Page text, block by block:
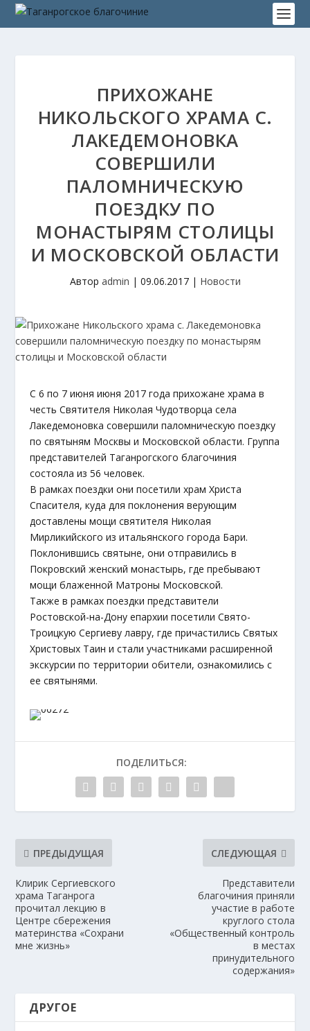
ПРИХОЖАНЕ
НИКОЛЬСКОГО ХРАМА С.
ЛАКЕДЕМОНОВКА
СОВЕРШИЛИ
ПАЛОМНИЧЕСКУЮ
ПОЕЗДКУ ПО
МОНАСТЫРЯМ СТОЛИЦЫ
И МОСКОВСКОЙ ОБЛАСТИ
Автор admin | 09.06.2017| Новости
С 6 по 7 июня июня 2017 года прихожане храма в
честь Святителя Николая Чудотворца села
Лакедемоновка совершили паломническую поездку
по святыням Москвы и Московской области. Группа
представителей Таганрогского благочиния
состояла из 56 человек.
В рамках поездки они посетили храм Христа
Спасителя, куда для поклонения верующим
доставлены мощи святителя Николая
Мирликийского из итальянского города Бари.
Поклонившись святыне, они отправились в
Покровский женский монастырь, где пребывают
мощи блаженной Матроны Московской.
Также в рамках поездки представители
Ростовской-на-Дону епархии посетили Свято-
Троицкую Сергиеву лавру, где причастились Святых
Христовых Таин и стали участниками расширенной
экскурсии по территории обители, ознакомились с
ее святынями.
ПОДЕЛИТЬСЯ:
ПРЕДЫДУЩАЯ
Клирик Сергиевского
храма Таганрога
прочитал лекцию в
Центре сбережения
материнства «Сохрани
мне жизнь»
СЛЕДУЮЩАЯ
Представители
благочиния приняли
участие в работе
круглого стола
«Общественный контроль
в местах
принудительного
содержания»
ДРУГОЕ